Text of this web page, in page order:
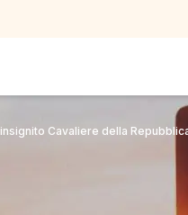
insignito Cavaliere della